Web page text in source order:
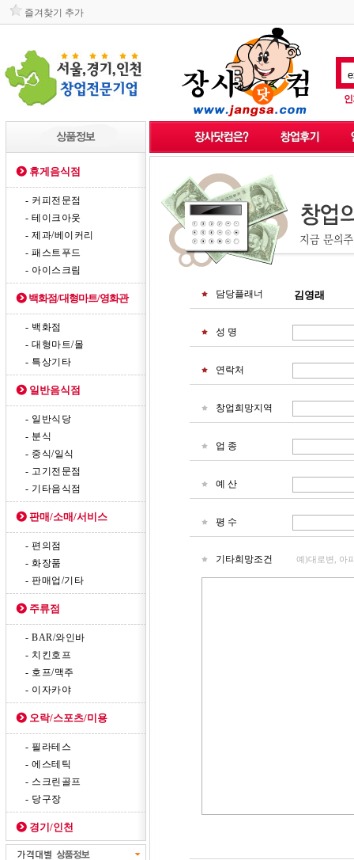
즐겨찾기 추가
휴게음식점
- 커피전문점
- 테이크아웃
- 제과/베이커리
- 패스트푸드
- 아이스크림
백화점/대형마트/영화관
- 백화점
- 대형마트/몰
- 특상기타
일반음식점
- 일반식당
- 분식
- 중식/일식
- 고기전문점
- 기타음식점
판매/소매/서비스
- 편의점
- 화장품
- 판매업/기타
주류점
- BAR/와인바
- 치킨호프
- 호프/맥주
- 이자카야
오락/스포츠/미용
- 필라테스
- 에스테틱
- 스크린골프
- 당구장
경기/인천
담당플래너
성 명
연락처
창업희망지역
업 종
예 산
평 수
기타희망조건 예)대로변, 아